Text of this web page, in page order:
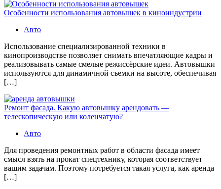
Особенности использования автовышек в киноиндустрии
Авто
Использование специализированной техники в
кинопроизводстве позволяет снимать впечатляющие кадры и
реализовывать самые смелые режиссёрские идеи. Автовышки
используются для динамичной съемки на высоте, обеспечивая
[…]
Ремонт фасада. Какую автовышку арендовать —
телескопическую или коленчатую?
Авто
Для проведения ремонтных работ в области фасада имеет
смысл взять на прокат спецтехнику, которая соответствует
вашим задачам. Поэтому потребуется такая услуга, как аренда
[…]